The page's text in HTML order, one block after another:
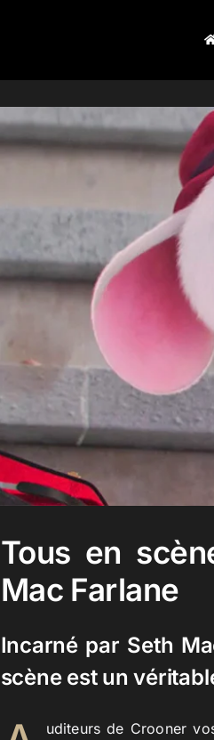
Tous en
Mac Farlane
Incarné par Seth
scène est un
uditeurs de Crooner